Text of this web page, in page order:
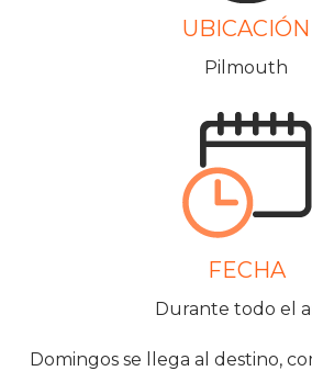
UBICACIÓN
Pilmouth
FECHA
Durante todo el
Domingos se llega al destino,